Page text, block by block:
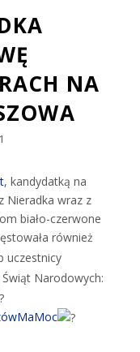
NA
, kandydatką na
Nieradka wraz z
biało-czerwone
również
uczestnicy
Narodowych: